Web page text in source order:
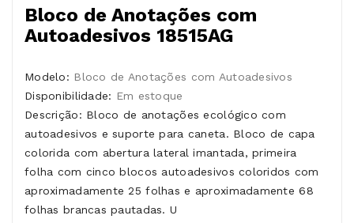
Bloco de Anotações com
Autoadesivos 18515AG
Modelo: Bloco de Anotações com Autoadesivos
Disponibilidade: Em estoque
Descrição: Bloco de anotações ecológico com
autoadesivos e suporte para caneta. Bloco de capa
colorida com abertura lateral imantada, primeira
folha com cinco blocos autoadesivos coloridos com
aproximadamente 25 folhas e aproximadamente 68
folhas brancas pautadas. U